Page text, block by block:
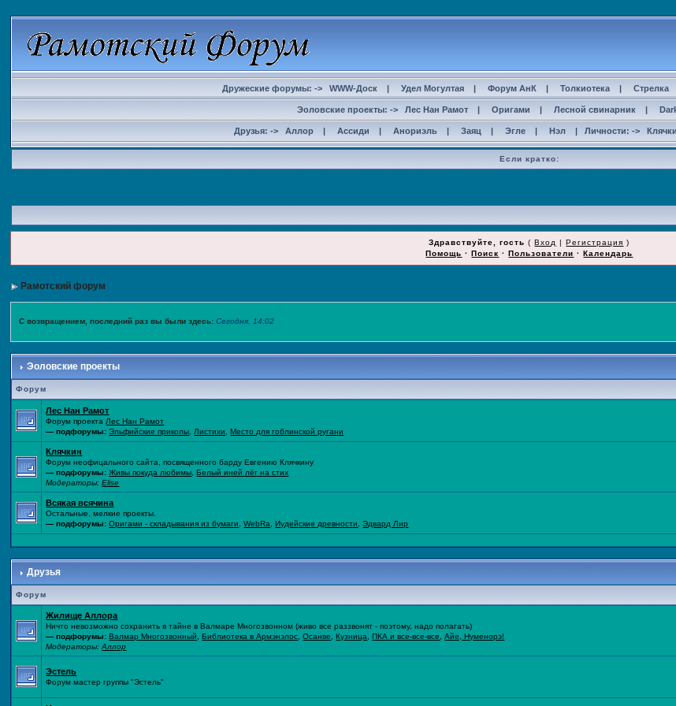
Дружеские форумы: -> WWW-Доск | Удел Могултая | Форум АнК | Толкиотека | Стрелка
Эоловские проекты: -> Лес Нан Рамот | Оригами | Лесной свинарник |
Друзья: -> Аллор | Ассиди | Анориэль | Заяц | Эгле | Нэл | Личности: ->
Если кратко:
Здравствуйте, гость (Вход |Регистрация )
Помощь ·Поиск ·Пользователи ·Календарь
Рамотский форум
С возвращением, последний раз вы были здесь:Сегодня, 14:02
Эоловские проекты
Форум
Лес Нан Рамот
Форум проекта Лес Нан Рамот
— подфорумы: Эльфийские приколы Листихи ,Место для гоблинской ругани
Клячкин
Форум неофицального сайта, посвященного барду Евгению Клячкину
— подфорумы: Живы покуда любимы ,Белый иней лёг на стих
Модераторы:Elise
Всякая всячина
Остальные, мелкие проекты.
— подфорумы: Оригами - складывания из бумаги ,WebRa ,Иудейские древности ,Эдвард Лир
Друзья
Форум
Жилище Аллора
Ничто невозможно сохранить в тайне в Валмаре Многозвонном (живо все раззвонят - поэтому, надо полагать)
— подфорумы: Валмар Многозвонный ,Библиотека в Армэнэлос ,Осанве ,Кузница ,ПКА и все-все-все ,Айе, Нуменорэ!
Модераторы:Аллор
Эстель
Форум мастер группы "Эстель"